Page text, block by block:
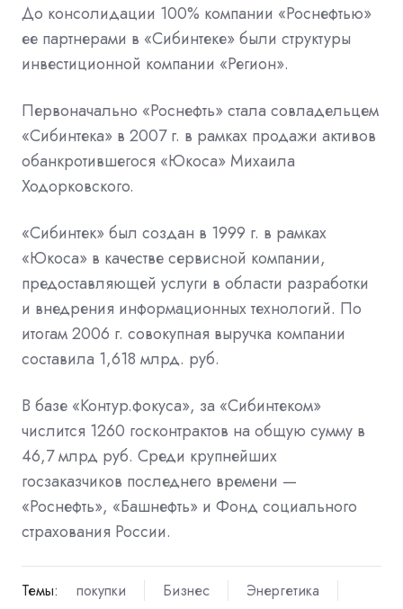
До консолидации 100% компании «Роснефтью»
ее партнерами в «Сибинтеке» были структуры
инвестиционной компании «Регион».
Первоначально «Роснефть»стала совладельцем
«Сибинтека» в 2007 г. в рамках продажи активов
обанкротившегося «Юкоса» Михаила
Ходорковского.
«Сибинтек» был создан в 1999 г. в рамках
«Юкоса» в качестве сервисной компании,
предоставляющей услуги в области разработки
и внедрения информационных технологий. По
итогам 2006 г. совокупная выручка компании
составила 1,618 млрд. руб.
В базе «Контур.фокуса», за «Сибинтеком»
числится 1260 госконтрактов на общую сумму в
46,7 млрд руб. Среди крупнейших
госзаказчиков последнего времени —
«Роснефть», «Башнефть» и Фонд социального
страхования России.
Темы: покупки Бизнес Энергетика